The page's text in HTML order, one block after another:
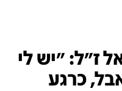
ז"ל: "יש לי
כרגע